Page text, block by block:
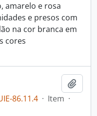
amarelo e rosa
e presos com
na cor branca em
cores
86.11.4 · Item ·